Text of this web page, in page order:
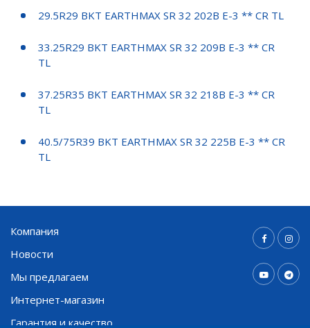
29.5R29 BKT EARTHMAX SR 32 202B E-3 ** CR TL
33.25R29 BKT EARTHMAX SR 32 209B E-3 ** CR
TL
37.25R35 BKT EARTHMAX SR 32 218B E-3 ** CR
TL
40.5/75R39 BKT EARTHMAX SR 32 225B E-3 ** CR
TL
Компания
Новости
Мы предлагаем
Интернет-магазин
Гарантия и качество